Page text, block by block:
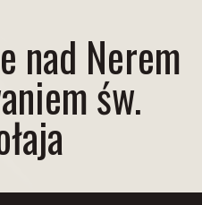
nad Nerem
św.